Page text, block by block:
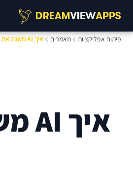
פיתוח אפליקציות מאמרים איך AI משנה את תהליך ה־QA והבדיקות באפליקציות
איך AI משנה את תהליך ה־QA והבדיקות באפליקציות